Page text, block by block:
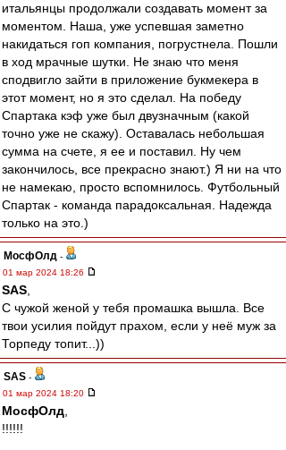
итальянцы продолжали создавать момент за
моментом. Наша, уже успевшая заметно
накидаться гоп компания, погрустнела. Пошли
в ход мрачные шутки. Не знаю что меня
сподвигло зайти в приложение букмекера в
этот момент, но я это сделал. На победу
Спартака кэф уже был двузначным (какой
точно уже не скажу). Оставалась небольшая
сумма на счете, я ее и поставил. Ну чем
закончилось, все прекрасно знают.) Я ни на что
не намекаю, просто вспомнилось. Футбольный
Спартак - команда парадоксальная. Надежда
только на это.)
МосфОлд -
01 мар 2024 18:26
SAS
С чужой женой у тебя промашка вышла. Все
твои усилия пойдут прахом, если у неё муж за
Торпеду топит...))
SAS -
01 мар 2024 18:20
МосфОлд
!!!!!!